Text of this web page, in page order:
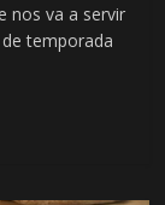
nos va a servir
temporada